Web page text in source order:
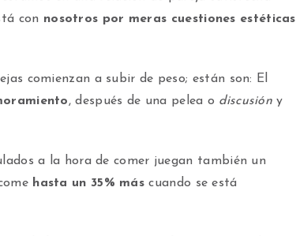
con nosotros por meras cuestiones estéticas
comienzan a subir de peso; están son: El
, después de una pelea o discusióny
a la hora de comer juegan también un
hasta un 35% más cuando se está